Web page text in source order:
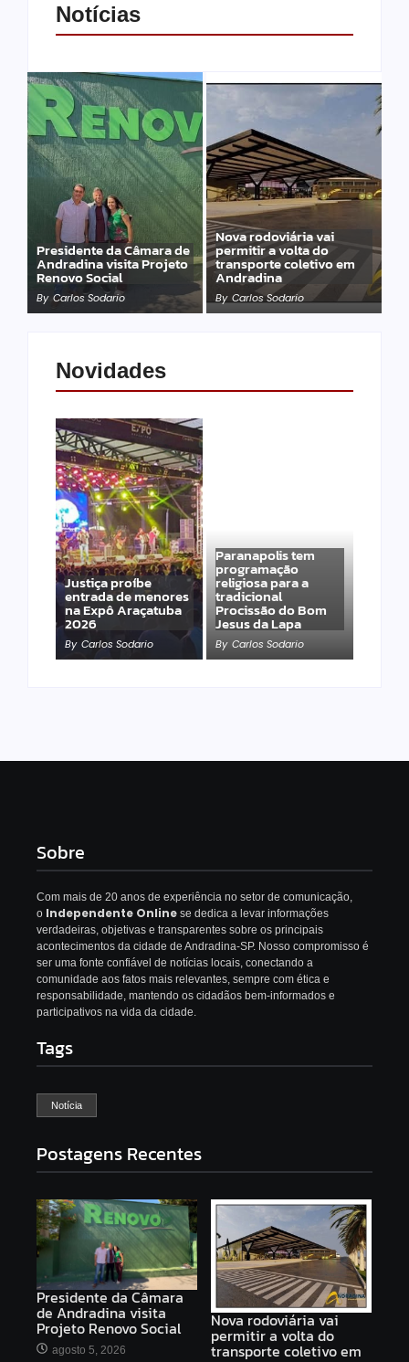
Notícias
Presidente da Câmara de
Andradina visita Projeto
Renovo Social
By Carlos Sodario
Nova rodoviária vai
permitir a volta do
transporte coletivo em
Andradina
By Carlos Sodario
Novidades
Justiça proíbe
entrada de menores
na Expô Araçatuba
2026
By Carlos Sodario
Paranapolis tem
programação
religiosa para a
tradicional
Procissão do Bom
Jesus da Lapa
By Carlos Sodario
Sobre
Com mais de 20 anos de experiência no setor de comunicação,
o Independente Online se dedica a levar informações
verdadeiras, objetivas e transparentes sobre os principais
acontecimentos da cidade de Andradina-SP. Nosso compromisso é
ser uma fonte confiável de notícias locais, conectando a
comunidade aos fatos mais relevantes, sempre com ética e
responsabilidade, mantendo os cidadãos bem-informados e
participativos na vida da cidade.
Tags
Notícia
Postagens Recentes
Presidente da Câmara
de Andradina visita
Projeto Renovo Social
agosto 5, 2026
Nova rodoviária vai
permitir a volta do
transporte coletivo em